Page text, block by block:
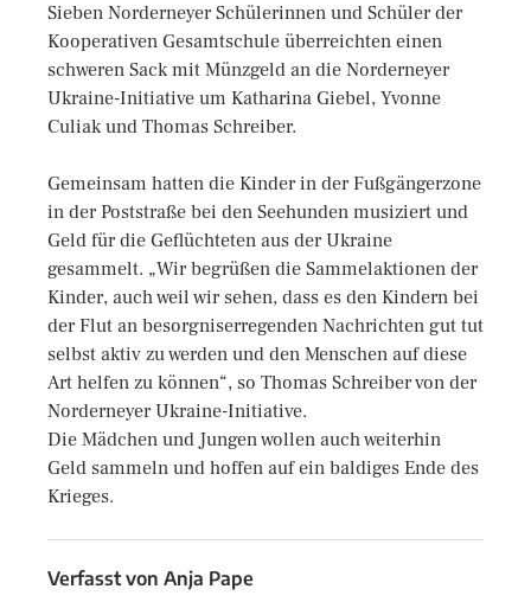
Sieben Norderneyer Schülerinnen und Schüler der
Kooperativen Gesamtschule überreichten einen
schweren Sack mit Münzgeld an die Norderneyer
Ukraine-Initiative um Katharina Giebel, Yvonne
Culiak und Thomas Schreiber.
Gemeinsam hatten die Kinder in der Fußgängerzone
in der Poststraße bei den Seehunden musiziert und
Geld für die Geflüchteten aus der Ukraine
gesammelt. „Wir begrüßen die Sammelaktionen der
Kinder, auch weil wir sehen, dass es den Kindern bei
der Flut an besorgniserregenden Nachrichten gut tut
selbst aktiv zu werden und den Menschen auf diese
Art helfen zu können“, so Thomas Schreiber von der
Norderneyer Ukraine-Initiative.
Die Mädchen und Jungen wollen auch weiterhin
Geld sammeln und hoffen auf ein baldiges Ende des
Krieges.
Verfasst von Anja Pape